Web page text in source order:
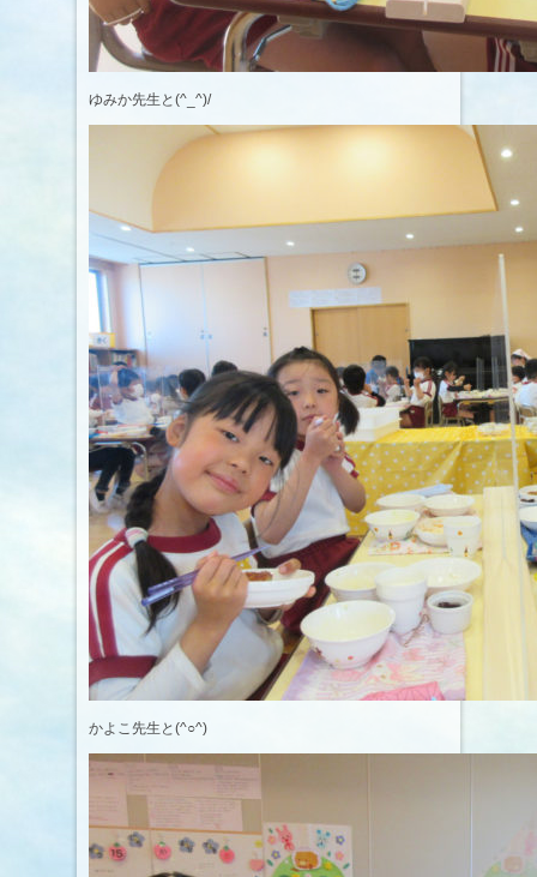
ゆみか先生と(^_^)/
かよこ先生と(^○^)